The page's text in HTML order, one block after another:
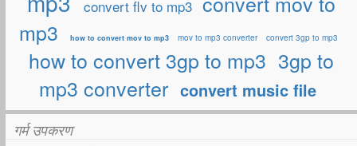
convert flv to mp3
mp3
how to convert mov to mp3 mov to mp3 converter convert 3gp to mp3
how to convert 3gp to mp3 3gp to
mp3 converter convert music file
गर्म उपकरण